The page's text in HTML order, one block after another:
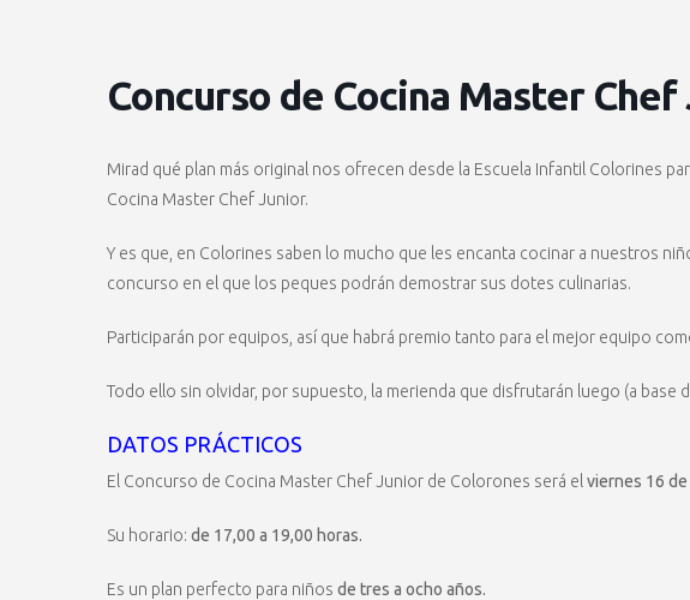
Concurso de Cocina Master
Mirad qué plan más original nos ofrecen desde la Escuela Infantil Colorines
Cocina Master Chef Junior.
Y es que, en Colorines saben lo mucho que les encanta cocinar a nuestros
concurso en el que los peques podrán demostrar sus dotes culinarias.
Participarán por equipos, así que habrá premio tanto para el mejor equipo
Todo ello sin olvidar, por supuesto, la merienda que disfrutarán luego (a base
DATOS PRÁCTICOS
El Concurso de Cocina Master Chef Junior de Colorones será el viernes 16 de
Su horario: de 17,00 a 19,00 horas.
Es un plan perfecto para niños de tres a ocho años.